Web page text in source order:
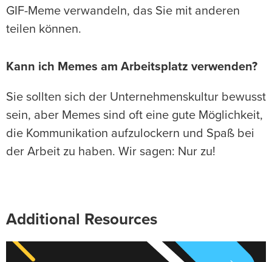
GIF-Meme verwandeln, das Sie mit anderen
teilen können.
Kann ich Memes am Arbeitsplatz verwenden?
Sie sollten sich der Unternehmenskultur bewusst
sein, aber Memes sind oft eine gute Möglichkeit,
die Kommunikation aufzulockern und Spaß bei
der Arbeit zu haben. Wir sagen: Nur zu!
Additional Resources